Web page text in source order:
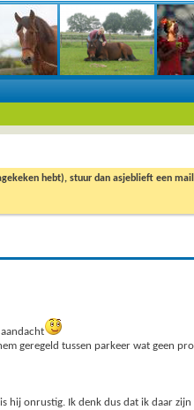
hebt), stuur dan asjeblieft een
geregeld tussen parkeer wat geen
hij onrustig. Ik denk dus dat ik daar